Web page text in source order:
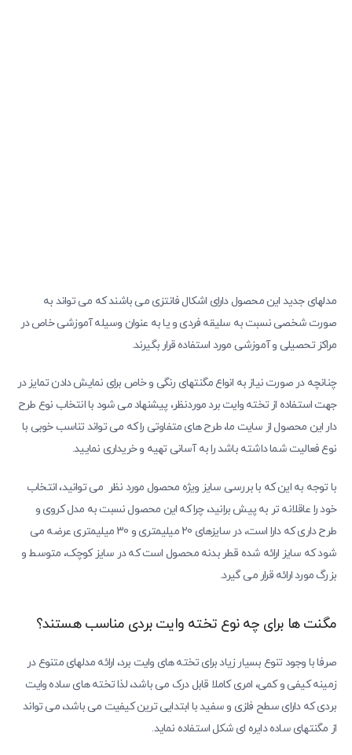
مدلهای جدید این محصول دارای اشکال فانتزی می باشند که می تواند به
صورت شخصی نسبت به سلیقه فردی و یا به عنوان وسیله آموزشی خاص در
مراکز تحصیلی و آموزشی مورد استفاده قرار بگیرند.
چنانچه در صورت نیاز به انواع مگنتهای رنگی و خاص برای نمایش دادن تمایز در
جهت استفاده از تخته وایت برد موردنظر، پیشنهاد می شود با انتخاب نوع طرح
دار این محصول از سایت ما، طرح های متفاوتی را که می تواند تناسب خوبی با
نوع فعالیت شما داشته باشد را به آسانی تهیه و خریداری نمایید.
با توجه به این که با بررسی سایز ویژه محصول مورد نظر می توانید، انتخاب
خود را عاقلانه تر به پیش برانید، چرا که این محصول نسبت به مدل کروی و
طرح داری که دارا است، در سایزهای 20 میلیمتری و 30 میلیمتری عرضه می
شود که سایز ارائه شده قطر بدنه محصول است که در سایز کوچک، متوسط و
بزرگ مورد ارائه قرار می گیرد.
مگنت ها برای چه نوع تخته وایت بردی مناسب هستند؟
صرفا با وجود تنوع بسیار زیاد برای تخته های وایت برد، ارائه مدلهای متنوع در
زمینه کیفی و کمی، امری کاملا قابل درک می باشد، لذا تخته های ساده وایت
بردی که دارای سطح فلزی و سفید با ابتدایی ترین کیفیت می باشد، می تواند
از مگنتهای ساده دایره ای شکل استفاده نماید.